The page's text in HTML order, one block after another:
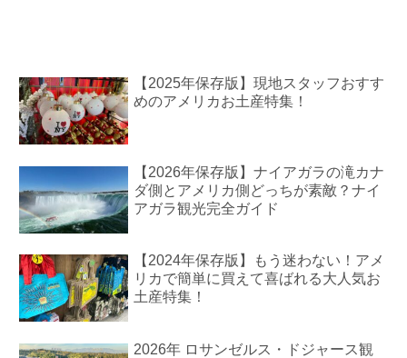
【2025年保存版】現地スタッフおすす
めのアメリカお土産特集！
【2026年保存版】ナイアガラの滝カナ
ダ側とアメリカ側どっちが素敵？ナイ
アガラ観光完全ガイド
【2024年保存版】もう迷わない！アメ
リカで簡単に買えて喜ばれる大人気お
土産特集！
2026年 ロサンゼルス・ドジャース観